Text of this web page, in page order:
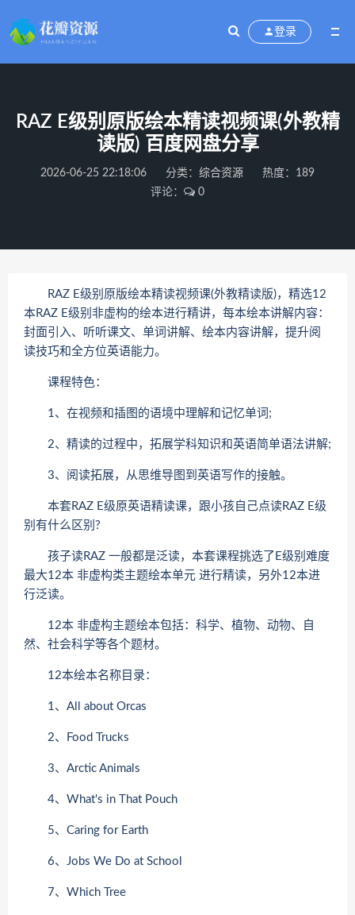
登录
RAZ E级别原版绘本精读视频课(外教精
读版) 百度网盘分享
2026-06-25 22:18:06 分类： 综合资源
热度：189
评论：
0
RAZ E级别原版绘本精读视频课(外教精读版)，精选12
本RAZ E级别非虚构的绘本进行精讲，每本绘本讲解内容：
封面引入、听听课文、单词讲解、绘本内容讲解，提升阅
读技巧和全方位英语能力。
课程特色：
1、在视频和插图的语境中理解和记忆单词;
2、精读的过程中，拓展学科知识和英语简单语法讲解;
3、阅读拓展，从思维导图到英语写作的接触。
本套RAZ E级原英语精读课，跟小孩自己点读RAZ E级
别有什么区别?
孩子读RAZ 一般都是泛读，本套课程挑选了E级别难度
最大12本 非虚构类主题绘本单元 进行精读，另外12本进
行泛读。
12本 非虚构主题绘本包括：科学、植物、动物、自
然、社会科学等各个题材。
12本绘本名称目录：
1、All about Orcas
2、Food Trucks
3、Arctic Animals
4、What's in That Pouch
5、Caring for Earth
6、Jobs We Do at School
7、Which Tree